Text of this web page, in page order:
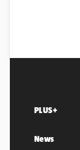
PLUS+
News